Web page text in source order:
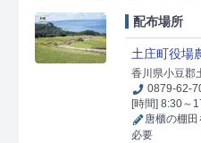
配布場所
土庄町役場
香川県小豆郡
0879-62-
[時間] 8:30～
唐櫃の棚
必要